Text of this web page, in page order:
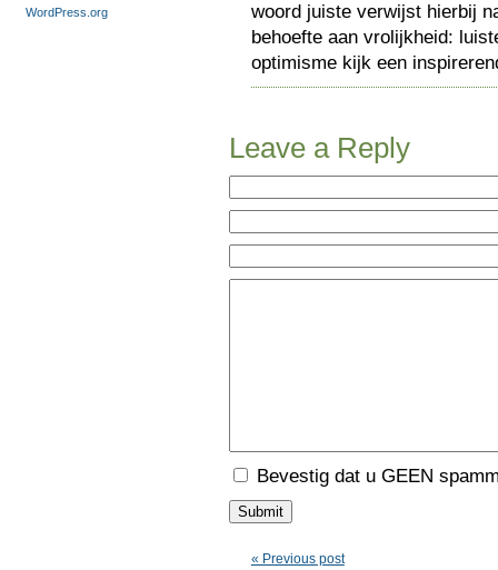
woord juiste verwijst hierbij
behoefte aan vrolijkheid:
optimisme kijk een
Leave a Reply
Bevestig dat u GEEN
« Previous post
WordPress.org